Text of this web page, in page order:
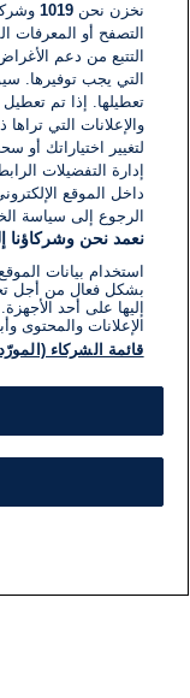
اكتب تعليقًا
نخزن نحن1019
التصفح أو المعرفات
التتبع من دعم
التي يجب توفيرها.
تعطيلها. إذا تم
والإعلانات التي
لتغيير اختياراتك
إدارة التفضيلات
داخل الموقع
الرجوع إلى سياسة
نعمد نحن وشركاؤنا
استخدام بيانات
بشكل فعال من أجل
إليها على أحد
الإعلانات والمحتوى
قائمة الشركاء